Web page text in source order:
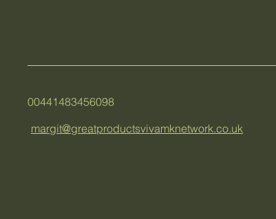
00441483456098
margit@greatproductsvivamknetwork.co.uk